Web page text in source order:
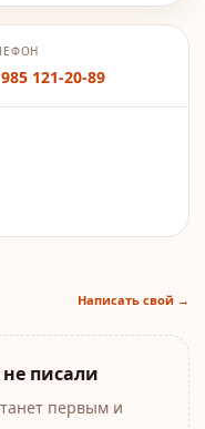
121-20-89
Написать свой →
писали
первым и